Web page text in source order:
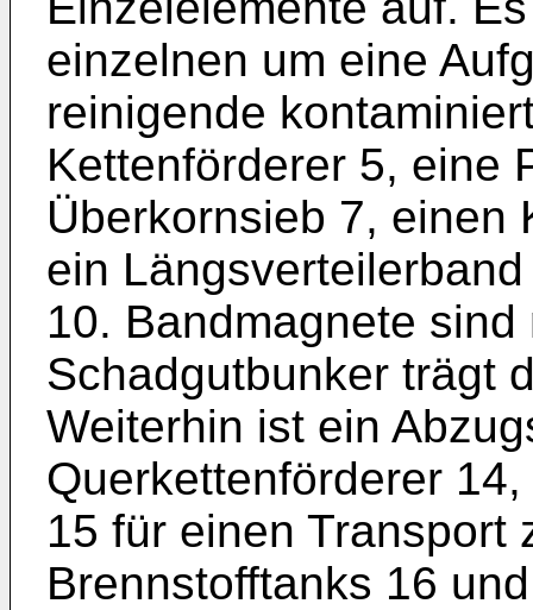
einzelnen um eine
reinigende
Kettenförderer 5, eine
Überkornsieb 7, einen
ein
10. Bandmagnete
Schadgutbunker trägt
Weiterhin ist ein
Quer­kettenförderer
15 für einen Transport
Brennstofftanks 16